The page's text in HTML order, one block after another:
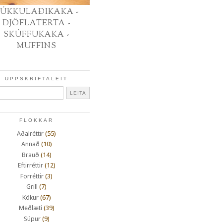
-
DJÖFLATERTA -
SKÚFFUKAKA -
MUFFINS
UPPSKRIFTALEIT
FLOKKAR
Aðalréttir (55)
Annað (10)
Brauð (14)
Eftirréttir (12)
Forréttir (3)
Grill
(7)
Kökur (67)
Meðlæti (39)
Súpur (9)